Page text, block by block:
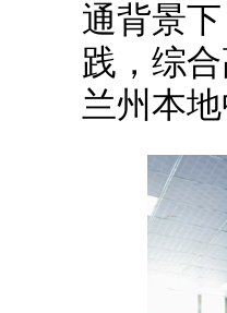
通背景
践，综
兰州本